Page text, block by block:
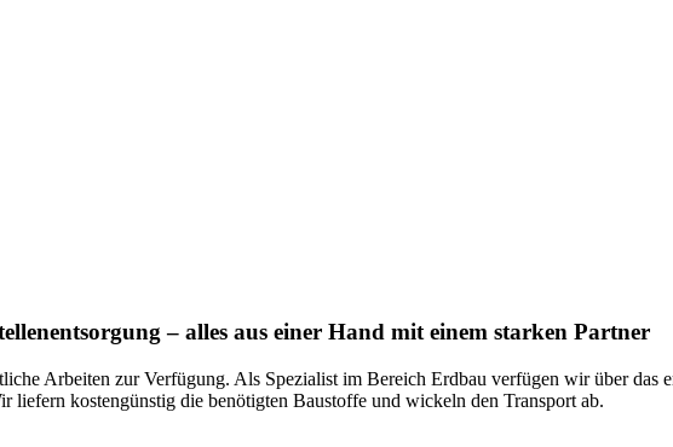
– alles aus einer Hand mit einem starken Partner
Arbeiten zur Verfügung. Als Spezialist im Bereich Erdbau verfügen wir über das
kostengünstig die benötigten Baustoffe und wickeln den Transport ab.